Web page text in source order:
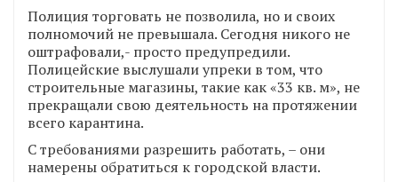
Полиция торговать не позволила, но и своих
полномочий не превышала. Сегодня никого не
оштрафовали,- просто предупредили.
Полицейские выслушали упреки в том, что
строительные магазины, такие как «33 кв. м», не
прекращали свою деятельность на протяжении
всего карантина.
С требованиями разрешить работать, – они
намерены обратиться к городской власти.